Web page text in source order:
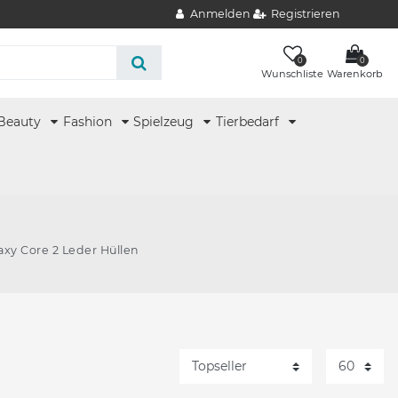
Anmelden Registrieren
0
Wunschliste
0
Warenkorb
Fashion Spielzeug Tierbedarf
Core 2 Leder Hüllen